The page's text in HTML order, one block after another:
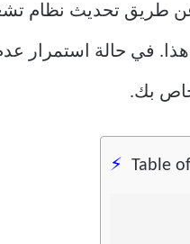
طريق تحديث نظام
في حالة استمرار
بك.
Table